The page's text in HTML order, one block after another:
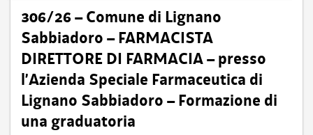
306/26 – Comune di Lignano
Sabbiadoro – FARMACISTA
DIRETTORE DI FARMACIA – presso
l’Azienda Speciale Farmaceutica di
Lignano Sabbiadoro – Formazione di
una graduatoria